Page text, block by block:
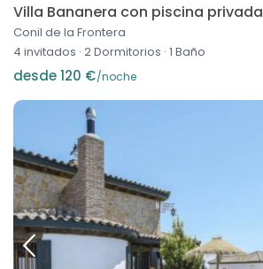
Villa Bananera con piscina privada
Conil de la Frontera
4 invitados · 2 Dormitorios · 1 Baño
desde 120 €/noche